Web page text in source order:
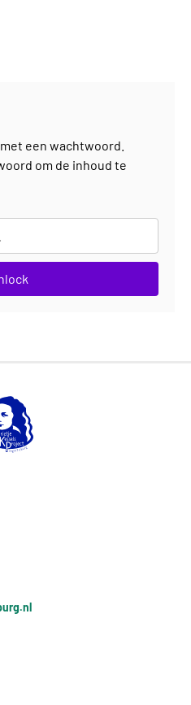
een wachtwoord.
om de inhoud te